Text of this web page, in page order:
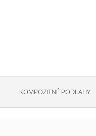
KOMPOZITNÉ PODLAHY